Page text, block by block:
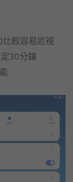
比較容易近視
30分鐘